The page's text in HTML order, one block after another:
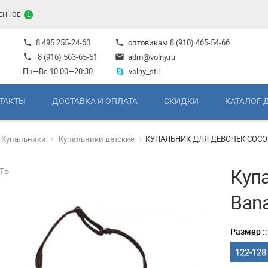
1
phone 8 495 255-24-60
phone
8 (916) 563-65-51
Пн—Вс 10:00—20:30
phone оптовикам 8 (910) 465-54-66
mail adm@volny.ru
volny_stil
ДОСТАВКА И ОПЛАТА СКИДКИ КАТАЛОГ
Купальники Купальники детские КУПАЛЬНИК ДЛЯ ДЕВОЧЕК COCO
Размер ::
122-128